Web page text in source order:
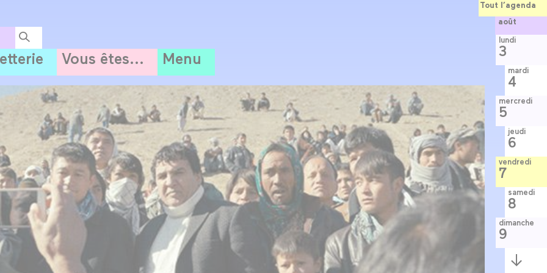
Vous êtes... Menu
Tout l’agenda
août
lundi
3
mardi
4
mercredi
5
jeudi
6
vendredi
7
samedi
8
dimanche
9
Semaine
suivante